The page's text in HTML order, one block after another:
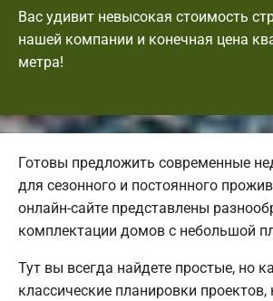
Вас удивит невысокая стоимость
нашей компании и конечная цена
метра!
Готовы предложить современные
для сезонного и постоянного
онлайн-сайте представлены
комплектации домов с небольшой
Тут вы всегда найдете простые, но
классические планировки